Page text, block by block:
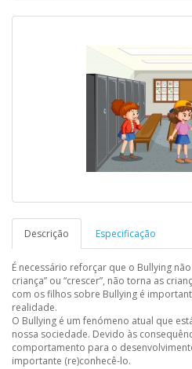
Descrição Especificação
É necessário reforçar que o Bullying
criança” ou “crescer”, não torna as
com os filhos sobre Bullying é
realidade.
O Bullying é um fenómeno atual que
nossa sociedade. Devido às
comportamento para o
importante (re)conhecê-lo.